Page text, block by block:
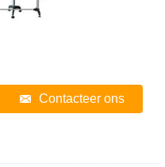
Contacteer ons